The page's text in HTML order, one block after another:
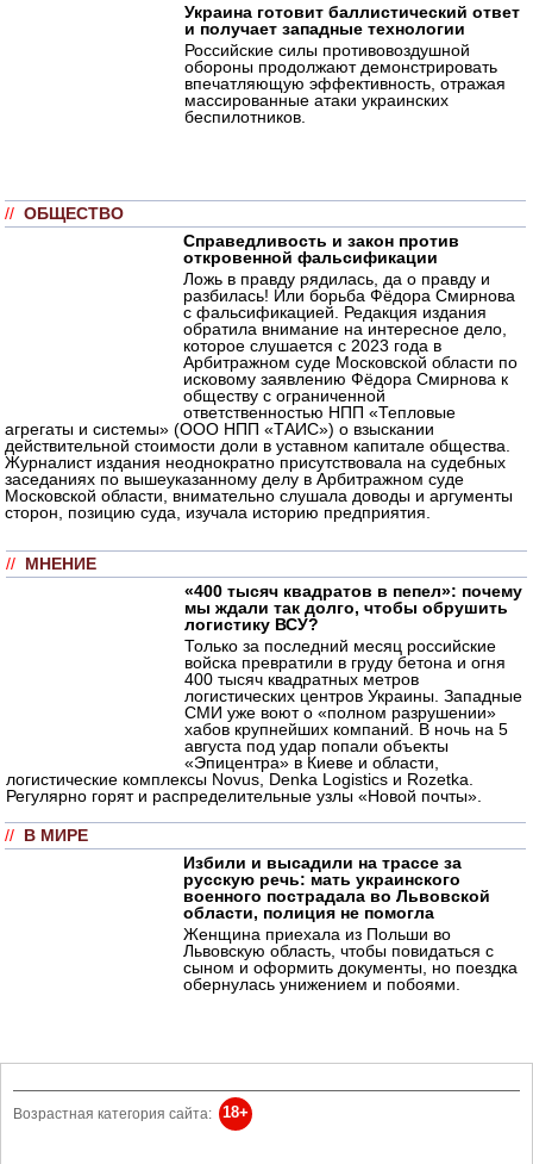
Украина готовит баллистический ответ
и получает западные технологии
Российские силы противовоздушной
обороны продолжают демонстрировать
впечатляющую эффективность, отражая
массированные атаки украинских
беспилотников.
// ОБЩЕСТВО
Справедливость и закон против
откровенной фальсификации
Ложь в правду рядилась, да о правду и
разбилась! Или борьба Фёдора Смирнова
с фальсификацией. Редакция издания
обратила внимание на интересное дело,
которое слушается с 2023 года в
Арбитражном суде Московской области по
исковому заявлению Фёдора Смирнова к
обществу с ограниченной
ответственностью НПП «Тепловые
агрегаты и системы» (ООО НПП «ТАИС») о взыскании
действительной стоимости доли в уставном капитале общества.
Журналист издания неоднократно присутствовала на судебных
заседаниях по вышеуказанному делу в Арбитражном суде
Московской области, внимательно слушала доводы и аргументы
сторон, позицию суда, изучала историю предприятия.
// МНЕНИЕ
«400 тысяч квадратов в пепел»: почему
мы ждали так долго, чтобы обрушить
логистику ВСУ?
Только за последний месяц российские
войска превратили в груду бетона и огня
400 тысяч квадратных метров
логистических центров Украины. Западные
СМИ уже воют о «полном разрушении»
хабов крупнейших компаний. В ночь на 5
августа под удар попали объекты
«Эпицентра» в Киеве и области,
логистические комплексы Novus, Denka Logistics и Rozetka.
Регулярно горят и распределительные узлы «Новой почты».
// В МИРЕ
Избили и высадили на трассе за
русскую речь: мать украинского
военного пострадала во Львовской
области, полиция не помогла
Женщина приехала из Польши во
Львовскую область, чтобы повидаться с
сыном и оформить документы, но поездка
обернулась унижением и побоями.
Возрастная категория сайта: 18+